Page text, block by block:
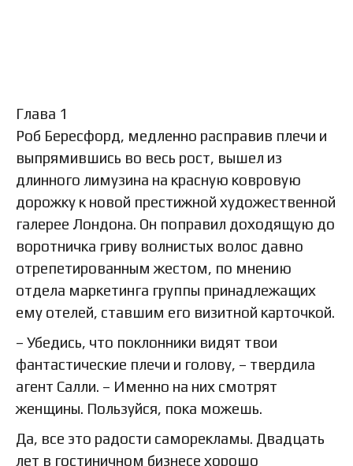
Глава 1
Роб Бересфорд, медленно расправив плечи и
выпрямившись во весь рост, вышел из
длинного лимузина на красную ковровую
дорожку к новой престижной художественной
галерее Лондона. Он поправил доходящую до
воротничка гриву волнистых волос давно
отрепетированным жестом, по мнению
отдела маркетинга группы принадлежащих
ему отелей, ставшим его визитной карточкой.
– Убедись, что поклонники видят твои
фантастические плечи и голову, – твердила
агент Салли. – Именно на них смотрят
женщины. Пользуйся, пока можешь.
Да, все это радости саморекламы. Двадцать
лет в гостиничном бизнесе хорошо